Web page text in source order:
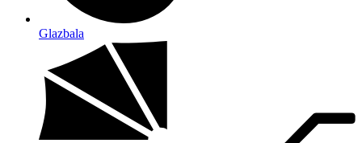
Glazbala